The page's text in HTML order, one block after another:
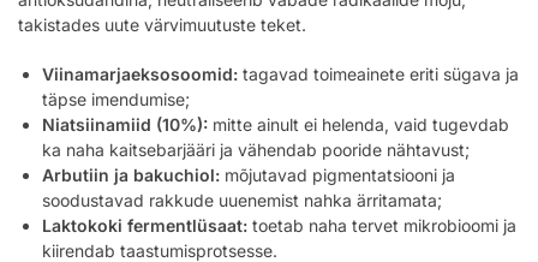
takistades uute värvimuutuste teket.
Viinamarjaeksosoomid: tagavad toimeainete eriti sügava ja
täpse imendumise;
Niatsiinamiid (10%): mitte ainult ei helenda, vaid tugevdab
ka naha kaitsebarjääri ja vähendab pooride nähtavust;
Arbutiin ja bakuchiol: mõjutavad pigmentatsiooni ja
soodustavad rakkude uuenemist nahka ärritamata;
Laktokoki fermentlüsaat: toetab naha tervet mikrobioomi ja
kiirendab taastumisprotsesse.